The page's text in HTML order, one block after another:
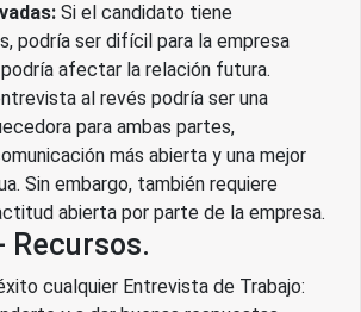
Si el candidato tiene
podría ser difícil para la empresa
afectar la relación futura.
al revés podría ser una
para ambas partes,
más abierta y una mejor
Sin embargo, también requiere
abierta por parte de la empresa.
Recursos.
cualquier Entrevista de Trabajo: